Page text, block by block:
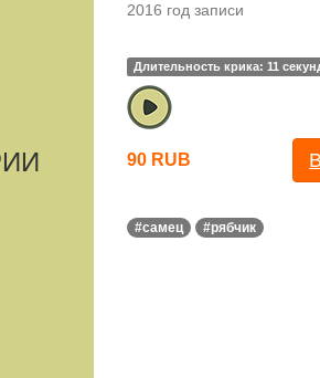
2016 год записи
Длительность крика: 11
90 RUB
#самец #рябчик